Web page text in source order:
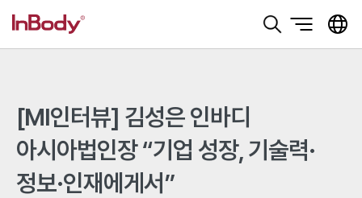
[MI인터뷰] 김성은 인바디
아시아법인장 “기업 성장, 기술력·
정보·인재에게서”